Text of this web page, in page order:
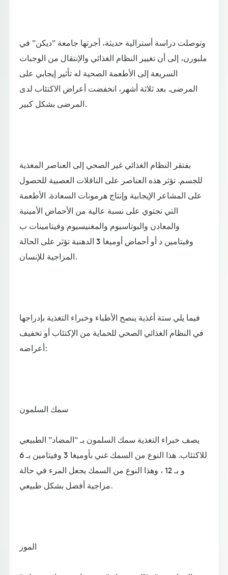
وتوصلت دراسة أسترالية حديثة، أجرتها جامعة "ديكن" في
ملبورن، إلى أن تغيير النظام الغذائي والإنتقال من الوجبات
السريعة إلى الأطعمة الصحية له تأثير إيجابي على
المرضى. بعد ثلاثة أشهر، انخفضت أعراض الاكتئاب لدى
المرضى بشكل كبير.
بفتقر النظام الغذائي غير الصحي إلى العناصر المغذية
للجسم. تؤثر هذه العناصر على الناقلات العصبية للحصول
على المشاعر الإيجابية وإنتاج هرمونات السعادة. الأطعمة
التي تحتوي على نسبة عالية من الأحماض الأمينية
والمعادن والبوتاسيوم والمغنيسيوم وفيتامينات ب
وفيتامين د أو أحماض أوميغا 3 الدهنية تؤثر على الحالة
المزاجية للإنسان.
فيما يلي ستة أغذية ينصح الأطباء وخبراء التغذية بإدراجها
في النظام الغذائي الصحي للحماية من الإكتئاب أو تخفيف
أعراضه:
سمك السلمون
يصف خبراء التغذية سمك السلمون بـ "المضاد" الطبيعي
للاكتئاب. هذا النوع من السمك غني بأوميغا 3 وفيتامين بـ 6
و بـ 12 ، وهذا النوع من السمك يجعل المرء في حالة
مزاجية أفضل بشكل طبيعي.
الموز